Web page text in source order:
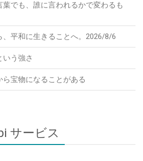
葉でも、誰に言われるかで変わるも
、平和に生きることへ。2026/8/6
いう強さ
ら宝物になることがある
サービス